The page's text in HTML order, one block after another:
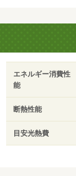
洗濯置／シューズ
／洗面所独立／
チン／ペット相談
置き場／平面駐車
ロパンガス／敷
レデイ鶴新田店
ニ）まで４５６
６ｍ／ザ・ビッ
ームセンターコ
エネルギー消費性
能
断熱性能
目安光熱費